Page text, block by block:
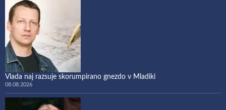
Vlada naj razsuje skorumpirano gnezdo v Mladiki
08.08.2026